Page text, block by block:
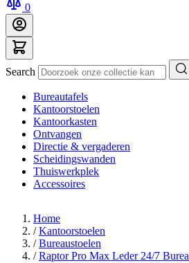
0
Search
Bureautafels
Kantoorstoelen
Kantoorkasten
Ontvangen
Directie & vergaderen
Scheidingswanden
Thuiswerkplek
Accessoires
Home
/ Kantoorstoelen
/ Bureaustoelen
/ Raptor Pro Max Leder 24/7